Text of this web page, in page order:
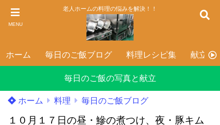
MENU
老人ホームの料理の悩みを解決！！
ホーム 毎日のご飯ブログ 料理レシピ集 献立表
毎日のご飯の写真と献立
ホーム 料理 毎日のご飯ブログ
１０月１７日の昼・鰺の煮つけ、夜・豚キム